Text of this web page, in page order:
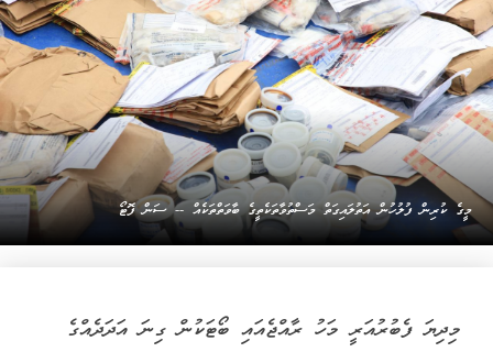
މީގެ ކުރިން ފުލުހުން އަތުލައިގަތް މަސްތުވާތަކެތީގެ ބާވަތްތަކެއް -- ސަން ފޮޓޯ
މިދިޔަ ފެބުރުއަރީ މަހު ރާއްޖެއައި ބޯޓަކުން ގިނަ އަދަދެއްގެ